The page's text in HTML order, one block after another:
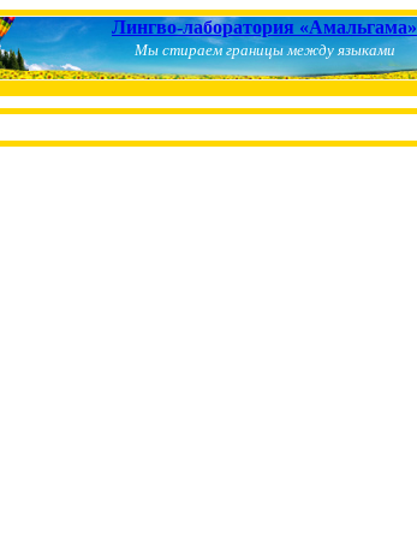
Лингво-лаборатория «Амальгама»
Мы стираем границы между языками